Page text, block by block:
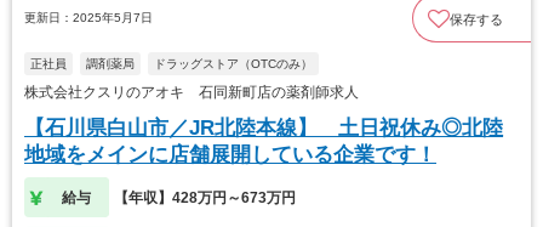
更新日：2025年5月7日 保存する
正社員 調剤薬局 ドラッグストア（OTCのみ）
株式会社クスリのアオキ 石同新町店の薬剤師求人
【石川県白山市／JR北陸本線】 土日祝休み◎北陸
地域をメインに店舗展開している企業です！
給与 【年収】428万円～673万円